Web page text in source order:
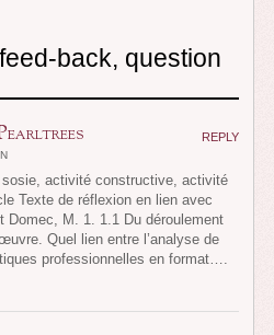
back, question
activité constructive, activité
Texte de réflexion en lien avec
Domec, M. 1. 1.1 Du déroulement
Quel lien entre l’analyse de
professionnelles en format….
REPLY